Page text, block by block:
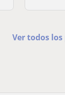
Ver todos